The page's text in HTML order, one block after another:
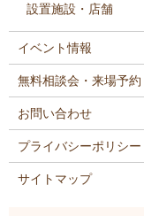
設置施設・店舗
イベント情報
無料相談会・来場予約
お問い合わせ
プライバシーポリシー
サイトマップ